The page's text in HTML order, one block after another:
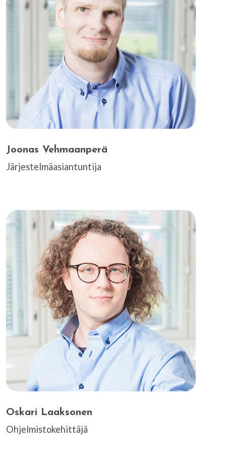
Joonas Vehmaanperä
Järjestelmäasiantuntija
Oskari Laaksonen
Ohjelmistokehittäjä